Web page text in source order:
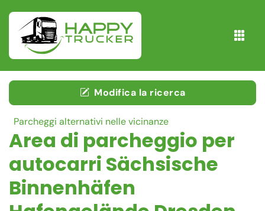
Modifica la ricerca
Parcheggi alternativi nelle vicinanze
Area di parcheggio per
autocarri Sächsische
Binnenhäfen